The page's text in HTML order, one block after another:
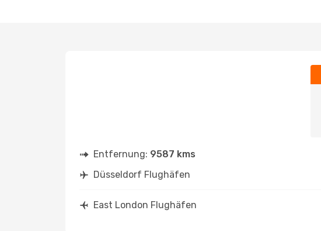
Entfernung: 9587 kms
Düsseldorf Flughäfen
East London Flughäfen